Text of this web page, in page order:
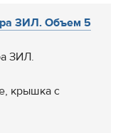
ЗИЛ. Объем 5
ЗИЛ.
крышка с